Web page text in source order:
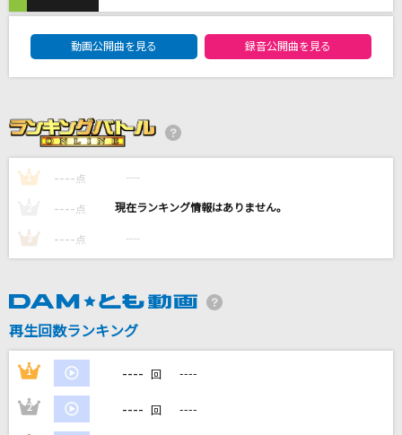
月明りのシルビア
ポルノグラフィティ
愛のうた
倖田來未
ちょこっとLOVE
プッチモニ
怪獣の花唄
オトノナルホウヘ→
Goose house
動画公開曲を見る 録音公開曲を見る
1 ---- 点 ----
---- 点 ----
3 ---- 点 ----
再生回数ランキング
1 ---- 回 ----
2 ---- 回 ----